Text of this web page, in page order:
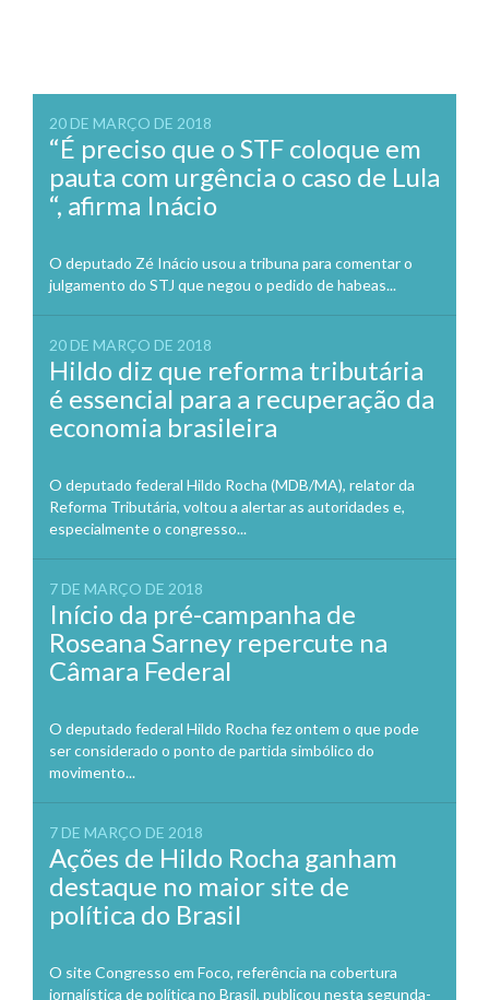
20 DE MARÇO DE 2018
“É preciso que o STF coloque em
pauta com urgência o caso de Lula
“, afirma Inácio
O deputado Zé Inácio usou a tribuna para comentar o
julgamento do STJ que negou o pedido de habeas...
20 DE MARÇO DE 2018
Hildo diz que reforma tributária
é essencial para a recuperação da
economia brasileira
O deputado federal Hildo Rocha (MDB/MA), relator da
Reforma Tributária, voltou a alertar as autoridades e,
especialmente o congresso...
7 DE MARÇO DE 2018
Início da pré-campanha de
Roseana Sarney repercute na
Câmara Federal
O deputado federal Hildo Rocha fez ontem o que pode
ser considerado o ponto de partida simbólico do
movimento...
7 DE MARÇO DE 2018
Ações de Hildo Rocha ganham
destaque no maior site de
política do Brasil
O site Congresso em Foco, referência na cobertura
jornalística de política no Brasil, publicou nesta segunda-